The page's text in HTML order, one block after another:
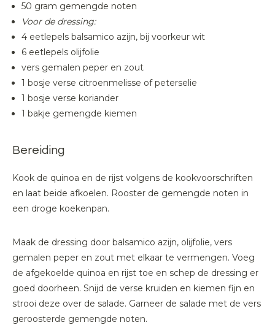
50 gram gemengde noten
Voor de dressing:
4 eetlepels balsamico azijn, bij voorkeur wit
6 eetlepels olijfolie
vers gemalen peper en zout
1 bosje verse citroenmelisse of peterselie
1 bosje verse koriander
1 bakje gemengde kiemen
Bereiding
Kook de quinoa en de rijst volgens de kookvoorschriften
en laat beide afkoelen. Rooster de gemengde noten in
een droge koekenpan.
Maak de dressing door balsamico azijn, olijfolie, vers
gemalen peper en zout met elkaar te vermengen. Voeg
de afgekoelde quinoa en rijst toe en schep de dressing er
goed doorheen. Snijd de verse kruiden en kiemen fijn en
strooi deze over de salade. Garneer de salade met de vers
geroosterde gemengde noten.